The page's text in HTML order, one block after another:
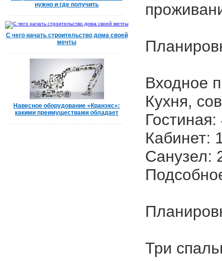
нужно и где получить
С чего начать строительство дома своей
мечты
Навесное оборудование «Кранэкс»:
какими преимуществами обладает
Входное
Кухня,
Кабинет:
Санузел:
Три